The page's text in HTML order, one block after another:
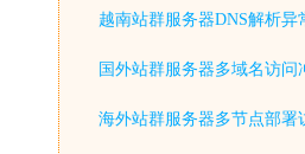
越南站群服务器DNS解析异
国外站群服务器多域名访问
海外站群服务器多节点部署